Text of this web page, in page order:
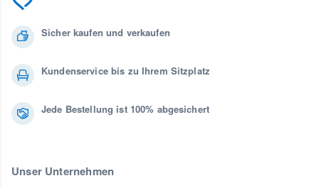
Sicher kaufen und verkaufen
Kundenservice bis zu Ihrem Sitzplatz
Jede Bestellung ist 100% abgesichert
Unser Unternehmen